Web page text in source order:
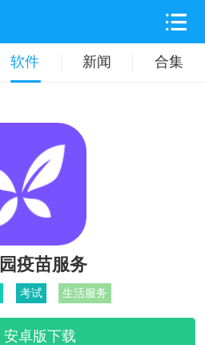
软件 新闻 合集
旅游出行
时尚购物
疫苗服务
考试 生活服务
安卓版下载